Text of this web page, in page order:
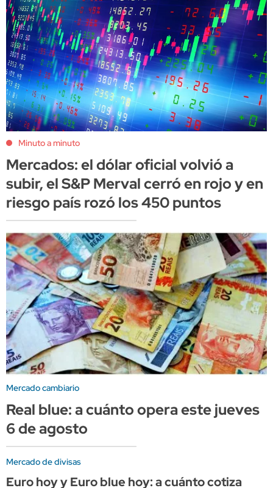
Minuto a minuto
Mercados: el dólar oficial volvió a
subir, el S&P Merval cerró en rojo y en
riesgo país rozó los 450 puntos
Mercado cambiario
Real blue: a cuánto opera este jueves
6 de agosto
Mercado de divisas
Euro hoy y Euro blue hoy: a cuánto cotiza